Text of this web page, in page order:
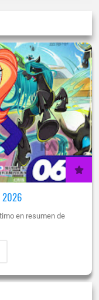
2026
en resumen de